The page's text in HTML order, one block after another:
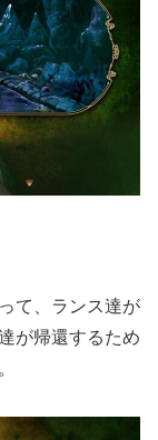
て、ランス達が
が帰還するため